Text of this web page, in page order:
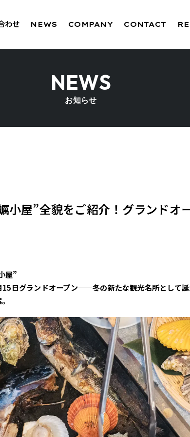
わせ NEWS COMPANY CONTACT
NEWS
お知らせ
小屋”全貌をご紹介！グランドオ
屋”
日グランドオープン——冬の新たな観光名所として